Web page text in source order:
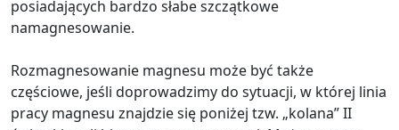
posiadających bardzo słabe szczątkowe
namagnesowanie.
Rozmagnesowanie magnesu może być także
częściowe, jeśli doprowadzimy do sytuacji, w której linia
pracy magnesu znajdzie się poniżej tzw. „kolana” II